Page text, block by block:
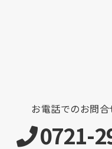
お電話でのお問合
0721-